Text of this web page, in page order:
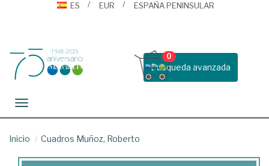
ES
EUR ESPAÑA PENINSULAR
Busqueda avanzada
0
Toggle navigation
Inicio Cuadros Muñoz, Roberto